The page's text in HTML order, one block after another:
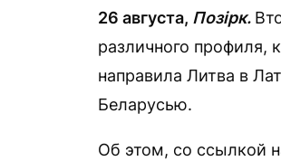
26 августа, Позірк.
различного профиля,
направила Литва в
Беларусью.
Об этом, со ссылкой